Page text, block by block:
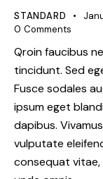
STANDARD
0 Comments
Qroin faucibus
tincidunt. Sed
Fusce sodales
ipsum eget
dapibus.
vulputate
consequat vitae,